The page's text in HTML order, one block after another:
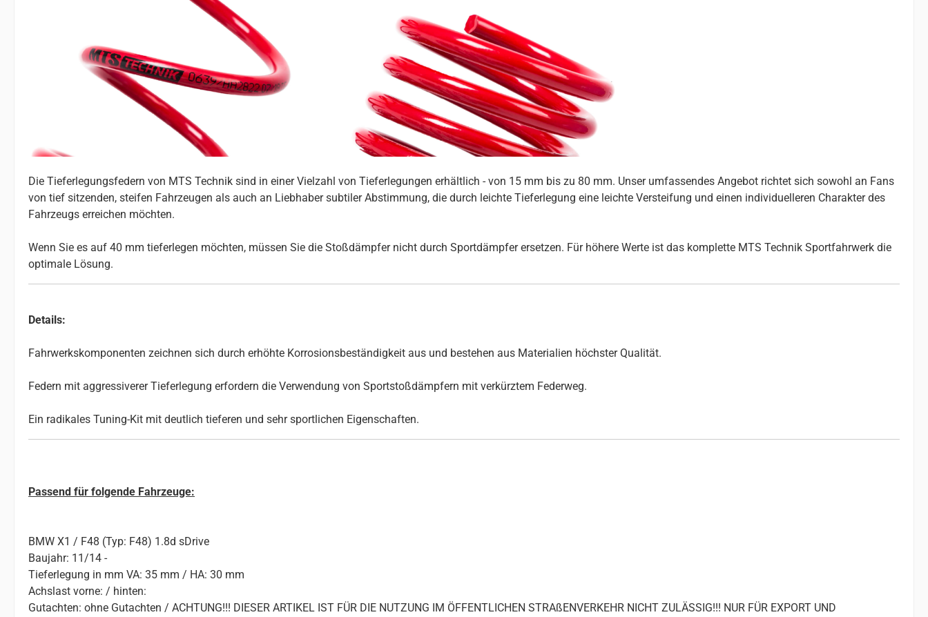
Die Tieferlegungsfedern von MTS Technik sind in einer Vielzahl von Tieferlegungen erhältlich - von 15 mm bis zu 80 mm. Unser umfassendes Angebot richtet sich sowohl an Fans
von tief sitzenden, steifen Fahrzeugen als auch an Liebhaber subtiler Abstimmung, die durch leichte Tieferlegung eine leichte Versteifung und einen individuelleren Charakter des
Fahrzeugs erreichen möchten.
Wenn Sie es auf 40 mm tieferlegen möchten, müssen Sie die Stoßdämpfer nicht durch Sportdämpfer ersetzen. Für höhere Werte ist das komplette MTS Technik Sportfahrwerk die
optimale Lösung.
Details:
Fahrwerkskomponenten zeichnen sich durch erhöhte Korrosionsbeständigkeit aus und bestehen aus Materialien höchster Qualität.
Federn mit aggressiverer Tieferlegung erfordern die Verwendung von Sportstoßdämpfern mit verkürztem Federweg.
Ein radikales Tuning-Kit mit deutlich tieferen und sehr sportlichen Eigenschaften.
Passend für folgende Fahrzeuge:
BMW X1 / F48 (Typ: F48) 1.8d sDrive
Baujahr: 11/14 -
Tieferlegung in mm VA: 35 mm / HA: 30 mm
Achslast vorne: / hinten:
Gutachten: ohne Gutachten / ACHTUNG!!! DIESER ARTIKEL IST FÜR DIE NUTZUNG IM ÖFFENTLICHEN STRAßENVERKEHR NICHT ZULÄSSIG!!! NUR FÜR EXPORT UND